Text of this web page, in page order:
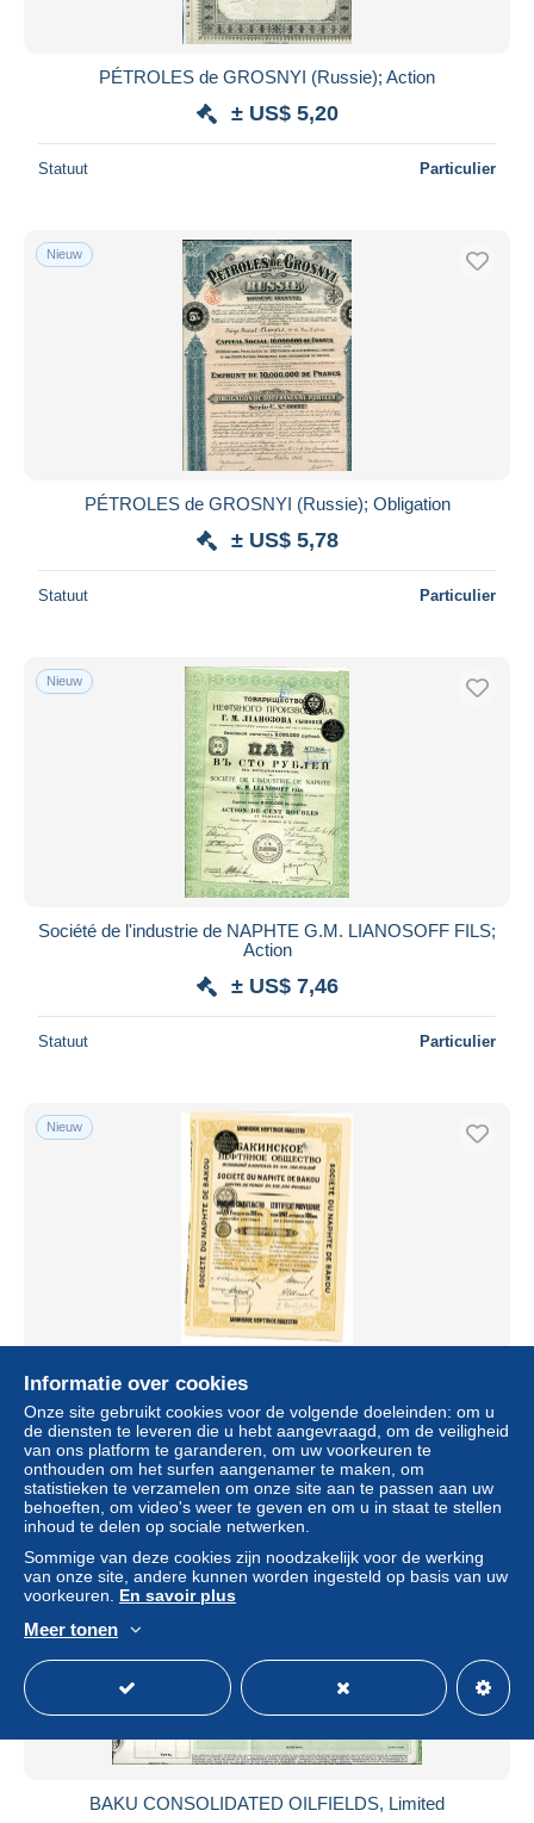
PÉTROLES de GROSNYI (Russie); Action
± US$ 5,20
Statuut Particulier
Nieuw
PÉTROLES de GROSNYI (Russie); Obligation
± US$ 5,78
Statuut Particulier
Nieuw
Société de l'industrie de NAPHTE G.M. LIANOSOFF FILS;
Action
± US$ 7,46
Statuut Particulier
Nieuw
SOCIÉTÉ du NAPHTE de BAKOU; Certificat Provisoire
± US$ 5,78
Statuut Particulier
Nieuw
BAKU CONSOLIDATED OILFIELDS, Limited
Informatie over cookies
Onze site gebruikt cookies voor de volgende doeleinden: om u
de diensten te leveren die u hebt aangevraagd, om de veiligheid
van ons platform te garanderen, om uw voorkeuren te
onthouden om het surfen aangenamer te maken, om
statistieken te verzamelen om onze site aan te passen aan uw
behoeften, om video's weer te geven en om u in staat te stellen
inhoud te delen op sociale netwerken.
Sommige van deze cookies zijn noodzakelijk voor de werking
van onze site, andere kunnen worden ingesteld op basis van uw
voorkeuren. En savoir plus
Meer tonen